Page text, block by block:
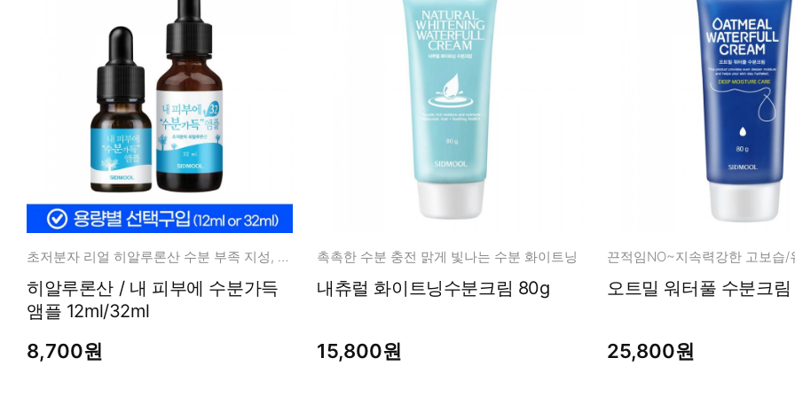
초저분자 리얼 히알루론산 수분 부족 지성, 속건성 해결
히알루론산 / 내 피부에 수분가득
앰플 12ml/32ml
8,700원
촉촉한 수분 충전 맑게 빛나는 수분 화이트닝
내츄럴 화이트닝수분크림 80g
15,800원
끈적임NO~지속력강한 고보습/
오트밀 워터풀 수분크
25,800원